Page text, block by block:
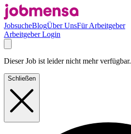
JobsucheBlogÜber UnsFür Arbeitgeber
Arbeitgeber Login
Dieser Job ist leider nicht mehr verfügbar.
Schließen